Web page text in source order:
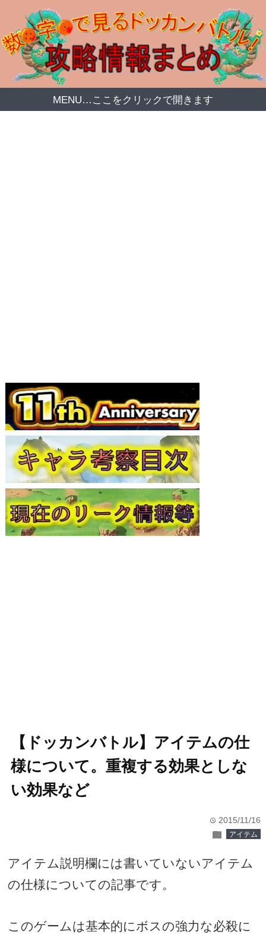
MENU…ここをクリックで開きます
【ドッカンバトル】アイテムの仕
様について。重複する効果としな
い効果など
time 2015/11/16
folder アイテム
アイテム説明欄には書いていないアイテム
の仕様についての記事です。
このゲームは基本的にボスの強力な必殺に